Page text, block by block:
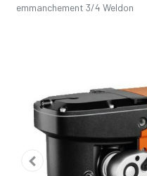
emmanchement 3/4 Weldon